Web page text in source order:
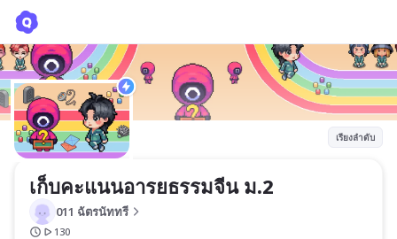
เรียงลำดับ
เก็บคะแนนอารยธรรมจีน ม.2
011 ฉัตรนัททรี
130